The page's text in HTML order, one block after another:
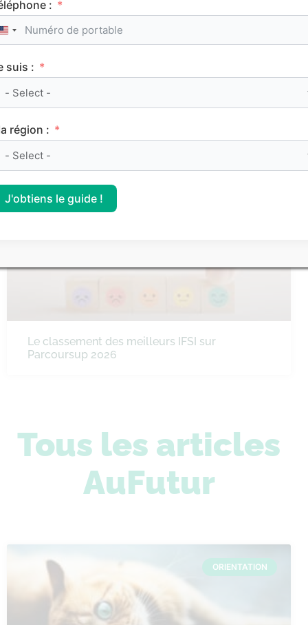
sur Parcoursup 2026
Le classement des meilleurs IFSI sur
Parcoursup 2026
Tous les articles
AuFutur
ORIENTATION
:
United States +1
suis :
région :
J'obtiens le guide !